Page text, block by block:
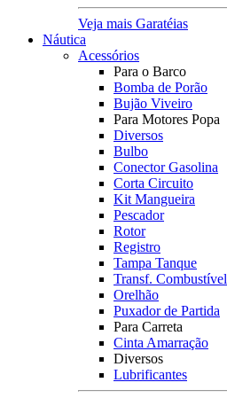
Veja mais Garatéias
Náutica
Acessórios
Para o Barco
Bomba de Porão
Bujão Viveiro
Para Motores Popa
Diversos
Bulbo
Conector Gasolina
Corta Circuito
Kit Mangueira
Pescador
Rotor
Registro
Tampa Tanque
Transf. Combustível
Orelhão
Puxador de Partida
Para Carreta
Cinta Amarração
Diversos
Lubrificantes